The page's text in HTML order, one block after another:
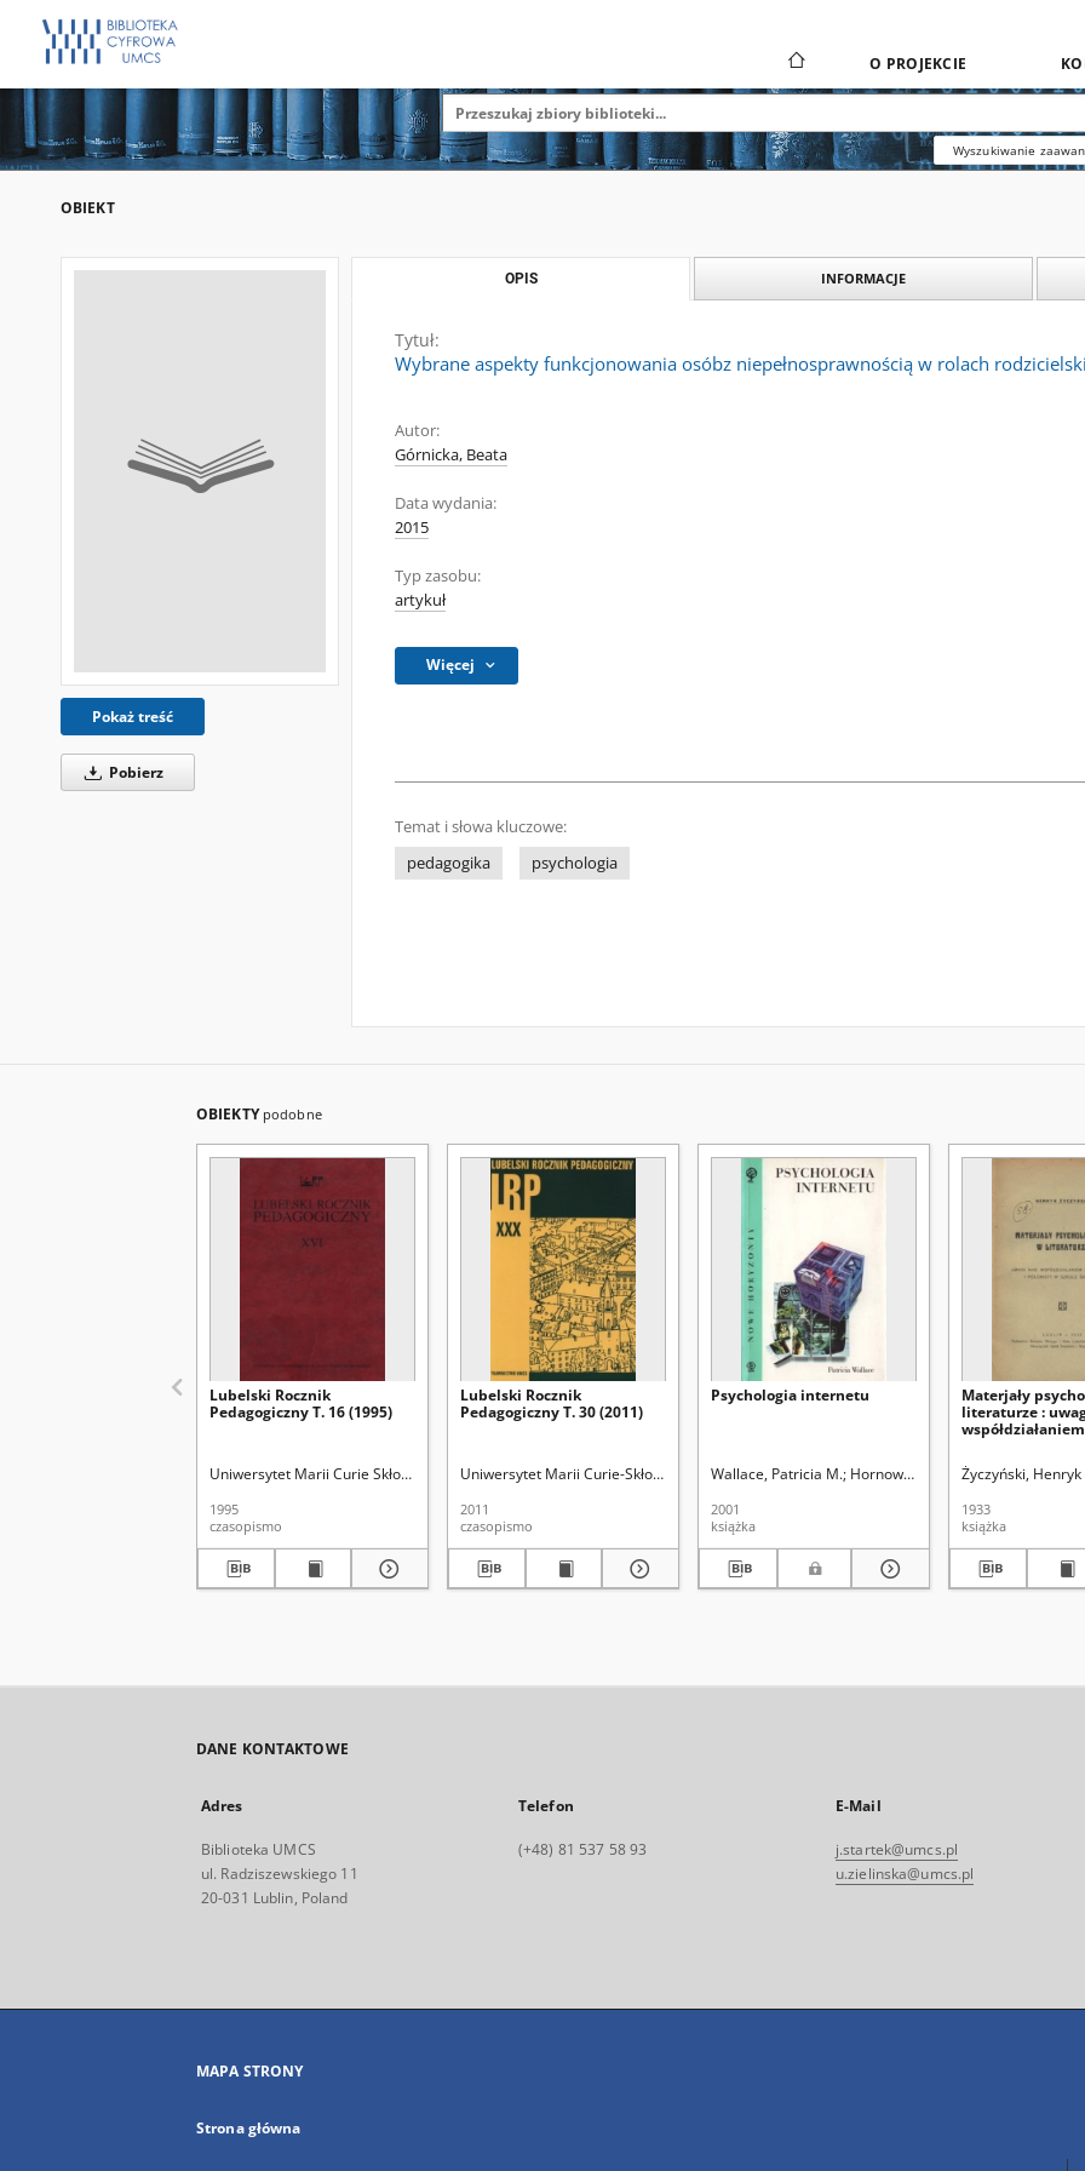
O PROJEKCIE
Wyszukiwanie
OBIEKT
Pokaż treść
Pobierz
OPIS INFORMACJE
Tytuł:
Wybrane aspekty funkcjonowania osóbz niepełnosprawnością w rolach
Autor:
Górnicka, Beata
Data wydania:
2015
Typ zasobu:
artykuł
Więcej
Temat i słowa kluczowe:
pedagogika
psychologia
OBIEKTY podobne
Lubelski Rocznik
Pedagogiczny T. 16 (1995)
Uniwersytet Marii Curie Skłodowskiej (Lublin). Wydział Pedagogiki i Psychologii Kucha, Ryszard. Red.
1995
czasopismo
Lubelski Rocznik
Pedagogiczny T. 30 (2011)
Uniwersytet Marii Curie-Skłodowskiej (Lublin). Wydział Pedagogiki i Psychologii Kirenko,
2011
czasopismo
Psychologia internetu
Wallace, Patricia M. Hornowski, Tomasz. Tł.
2001
książka
Materjały
literaturze :
współdziałaniem
szkole średniej
Życzyński,
1933
książka
DANE KONTAKTOWE
Adres
Biblioteka UMCS
ul. Radziszewskiego 11
20-031 Lublin, Poland
Telefon
(+48) 81 537 58 93
E-Mail
j.startek@umcs.pl
u.zielinska@umcs.pl
MAPA STRONY
Strona główna